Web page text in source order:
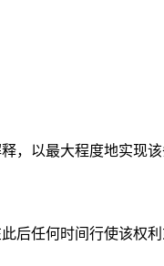
以最大程度地实现
后任何时间行使该权